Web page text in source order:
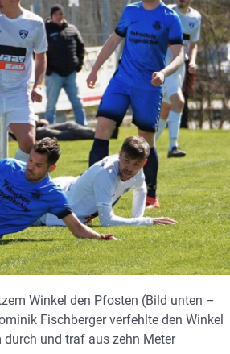
Winkel den Pfosten (Bild unten –
Fischberger verfehlte den Winkel
und traf aus zehn Meter